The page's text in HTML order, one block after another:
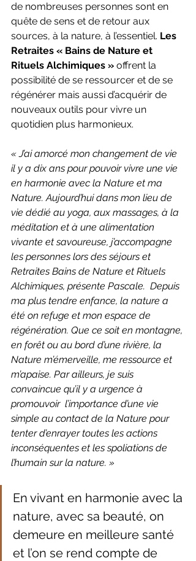
de nombreuses personnes sont en
quête de sens et de retour aux
sources, à la nature, à l’essentiel. Les
Retraites « Bains de Nature et
Rituels Alchimiques » offrent la
possibilité de se ressourcer et de se
régénérer mais aussi d’acquérir de
nouveaux outils pour vivre un
quotidien plus harmonieux.
« J’ai amorcé mon changement de vie
il y a dix ans pour pouvoir vivre une vie
en harmonie avec la Nature et ma
Nature. Aujourd’hui dans mon lieu de
vie dédié au yoga, aux massages, à la
méditation et à une alimentation
vivante et savoureuse, j’accompagne
les personnes lors des séjours et
Retraites Bains de Nature et Rituels
Alchimiques, présente Pascale.  Depuis
ma plus tendre enfance, la nature a
été on refuge et mon espace de
régénération. Que ce soit en montagne,
en forêt ou au bord d’une rivière, la
Nature m’émerveille, me ressource et
m’apaise. Par ailleurs, je suis
convaincue qu’il y a urgence à
promouvoir  l’importance d’une vie
simple au contact de la Nature pour
tenter d’enrayer toutes les actions
inconséquentes et les spoliations de
l’humain sur la nature. »
En vivant en harmonie avec la
nature, avec sa beauté, on
demeure en meilleure santé
et l’on se rend compte de